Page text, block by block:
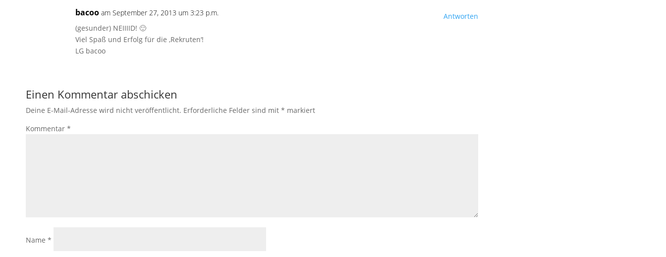
bacoo am September 27, 2013 um 3:23 p.m.
(gesunder) NEIIIID! 🙂
Viel Spaß und Erfolg für die ‚Rekruten‘!
LG bacoo
Antworten
Einen Kommentar abschicken
Deine E-Mail-Adresse wird nicht veröffentlicht. Erforderliche Felder sind mit * markiert
Kommentar *
Name *